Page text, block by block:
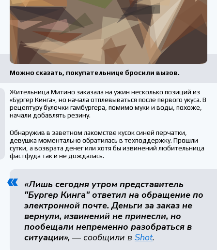
Можно сказать, покупательнице бросили вызов.
Жительница Митино заказала на ужин несколько позиций из
«Бургер Кинга», но начала отплевываться после первого укуса. В
рецептуру булочки гамбургера, помимо муки и воды, похоже,
начали добавлять резину.
Обнаружив в заветном лакомстве кусок синей перчатки,
девушка моментально обратилась в техподдержку. Прошли
сутки, а возврата денег или хотя бы извинений любительница
фастфуда так и не дождалась.
«Лишь сегодня утром представитель
"Бургер Кинга" ответил на обращение по
электронной почте. Деньги за заказ не
вернули, извинений не принесли, но
пообещали непременно разобраться в
ситуации», — сообщили в Shot.